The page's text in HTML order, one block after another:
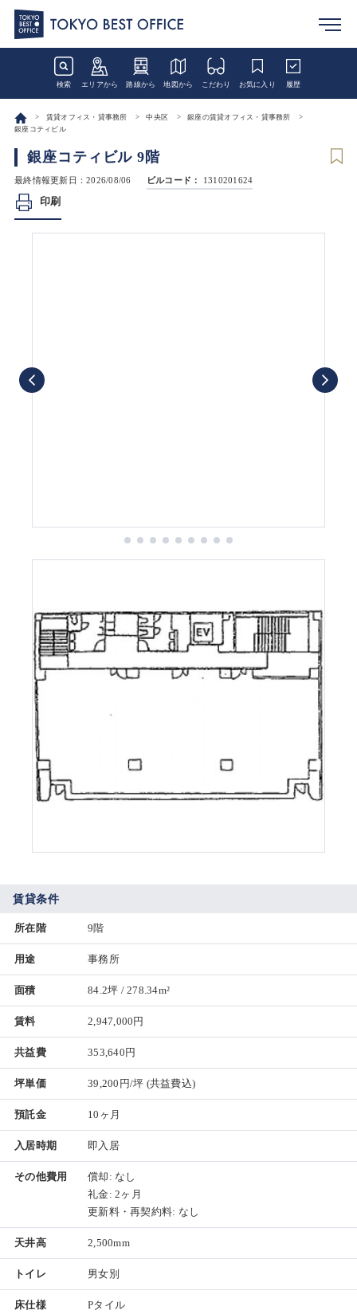
検索 エリアから 路線から 地図から こだわり お気に入り 履歴
賃貸オフィス・貸事務所 中央区
銀座の賃貸オフィス・貸事務所
銀座コティビル
銀座コティビル 9階
最終情報更新日：2026/08/06 ビルコード： 1310201624
印刷
賃貸条件
所在階 9階
用途 事務所
面積 84.2坪 / 278.34m²
賃料 2,947,000円
共益費 353,640円
坪単価 39,200円/坪 (共益費込)
預託金 10ヶ月
入居時期 即入居
その他費用
償却: なし
礼金: 2ヶ月
更新料・再契約料: なし
天井高 2,500mm
トイレ 男女別
床仕様 Pタイル